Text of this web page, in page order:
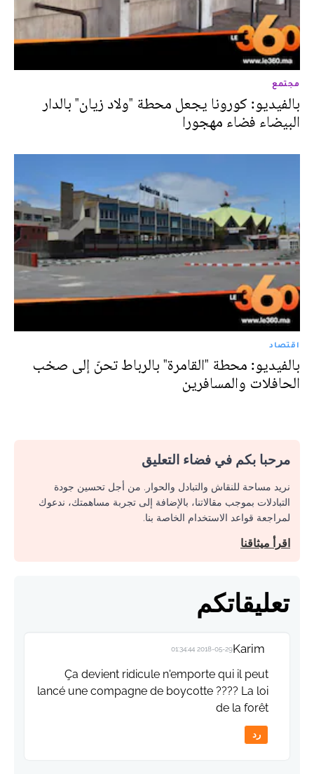
مجتمع
بالفيديو: كورونا يجعل محطة "ولاد زيان" بالدار
البيضاء فضاء مهجورا
اقتصاد
بالفيديو: محطة "القامرة" بالرباط تحنّ إلى صخب
الحافلات والمسافرين
مرحبا بكم في فضاء التعليق
نريد مساحة للنقاش والتبادل والحوار. من أجل تحسين جودة
التبادلات بموجب مقالاتنا، بالإضافة إلى تجربة مساهمتك، ندعوك
لمراجعة قواعد الاستخدام الخاصة بنا.
اقرأ ميثاقنا
تعليقاتكم
Karim
2018-05-29 01:34:44
Ça devient ridicule n'emporte qui il peut
lancé une compagne de boycotte ???? La loi
de la forêt
رد